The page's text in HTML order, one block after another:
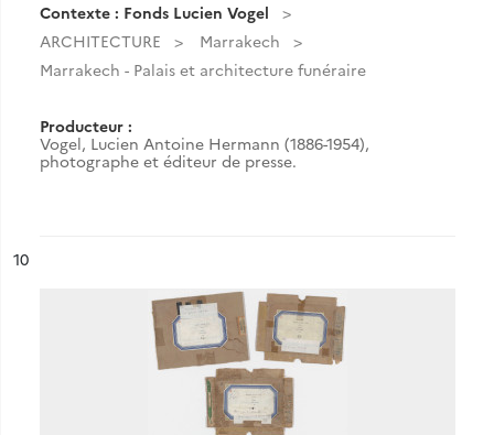
Contexte : Fonds Lucien Vogel
ARCHITECTURE
Marrakech
Marrakech - Palais et architecture funéraire
Producteur :
Vogel, Lucien Antoine Hermann (1886-1954),
photographe et éditeur de presse.
n°
10